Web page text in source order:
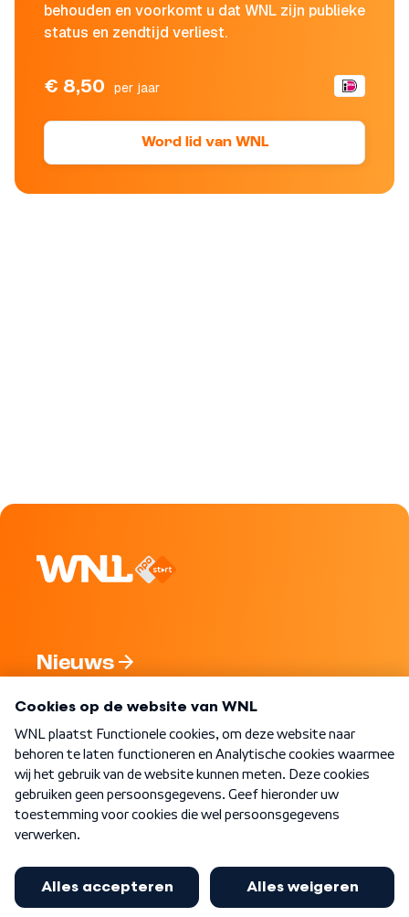
behouden en voorkomt u dat WNL zijn publieke
status en zendtijd verliest.
€ 8,50 per jaar
Word lid van WNL
Nieuws
Nieuwsbrief
Word Lid